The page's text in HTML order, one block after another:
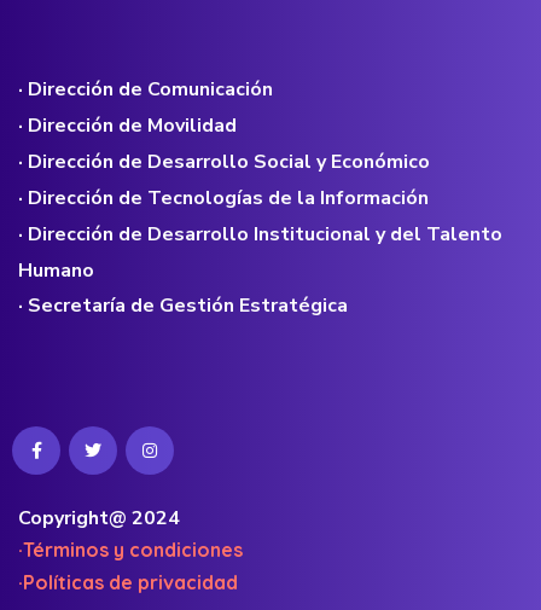
· Dirección de Comunicación
· Dirección de Movilidad
· Dirección de Desarrollo Social y Económico
· Dirección de Tecnologías de la Información
· Dirección de Desarrollo Institucional y del Talento
Humano
· Secretaría de Gestión Estratégica
Copyright@ 2024
·Términos y condiciones
·Políticas de privacidad